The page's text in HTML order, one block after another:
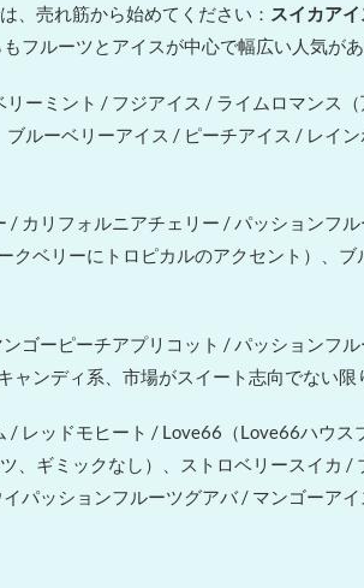
、売れ筋から始めてください： スイカア
フルーツとアイスが中心で幅広い人気があ
リーミント / フジアイス / ライムロマンス
ルーベリーアイス / ピーチアイス / レイ
/ カリフォルニアチェリー / パッションフ
ベリーにトロピカルのアクセント）、
ゴーピーチアプリコット / パッションフ
ンディ系、市場がスイート志向でない限
/ レッドモヒート / Love66（Love66ハウ
、ギミックなし）、ストロベリースイカ
パッションフルーツグアバ / マンゴーア